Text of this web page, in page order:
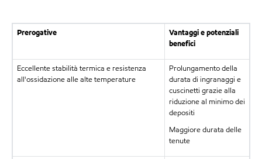
Prerogative
Vantaggi e potenziali
benefici
Eccellente stabilità termica e resistenza
all'ossidazione alle alte temperature
Prolungamento della
durata di ingranaggi e
cuscinetti grazie alla
riduzione al minimo dei
depositi
Maggiore durata delle
tenute